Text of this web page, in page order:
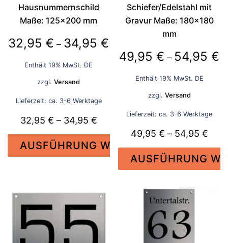
Produktseite
gewählt
Produktseite
gewählt
werden
Hausnummernschild
Maße: 125×200 mm
32,95€ – 34,95€ Preisspanne:
32,95 €
Enthält 19% MwSt. DE
zzgl.Versand
Lieferzeit: ca. 3-6 Werktage
32,95 € – 34,95 €Preisspanne:
32,95 €
bis
AUSFÜHRUNG WÄHLEN
weist
mehrere
Varianten
auf.
Schiefer/Edelstahl mit
Gravur Maße: 180×180
mm
49,95€ – 54,95€
Enthält 19% MwSt. DE
zzgl. Versand
Lieferzeit: ca. 3-6 Werktage
49,95 € – 54,95 €
bis
AUSFÜHRUNG
Produkt
weist
mehrere
Varianten